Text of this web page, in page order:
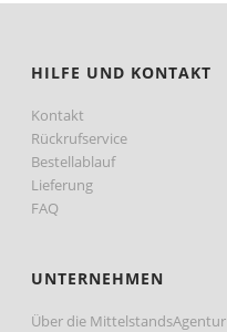
HILFE UND KONTAKT
Kontakt
Rückrufservice
Bestellablauf
Lieferung
FAQ
UNTERNEHMEN
Über die MittelstandsAgentur